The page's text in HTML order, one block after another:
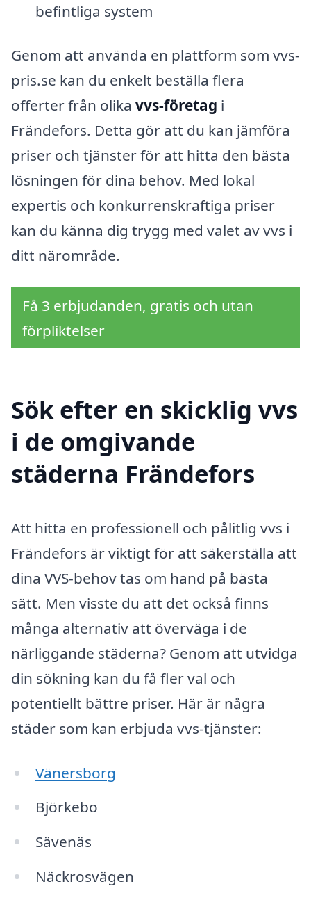
befintliga system
Genom att använda en plattform som vvs-
pris.se kan du enkelt beställa flera
offerter från olika vvs-företag i
Frändefors. Detta gör att du kan jämföra
priser och tjänster för att hitta den bästa
lösningen för dina behov. Med lokal
expertis och konkurrenskraftiga priser
kan du känna dig trygg med valet av vvs i
ditt närområde.
Få 3 erbjudanden, gratis och utan
förpliktelser
Sök efter en skicklig vvs
i de omgivande
städerna Frändefors
Att hitta en professionell och pålitlig vvs i
Frändefors är viktigt för att säkerställa att
dina VVS-behov tas om hand på bästa
sätt. Men visste du att det också finns
många alternativ att överväga i de
närliggande städerna? Genom att utvidga
din sökning kan du få fler val och
potentiellt bättre priser. Här är några
städer som kan erbjuda vvs-tjänster:
Vänersborg
Björkebo
Sävenäs
Näckrosvägen